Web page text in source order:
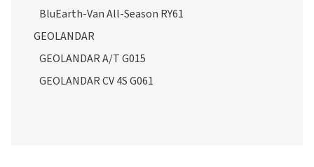
BluEarth-Van All-Season RY61
GEOLANDAR
GEOLANDAR A/T G015
GEOLANDAR CV 4S G061